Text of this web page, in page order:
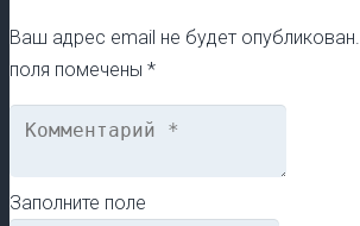
Ваш адрес email не будет опубликован.
поля помечены *
Заполните поле